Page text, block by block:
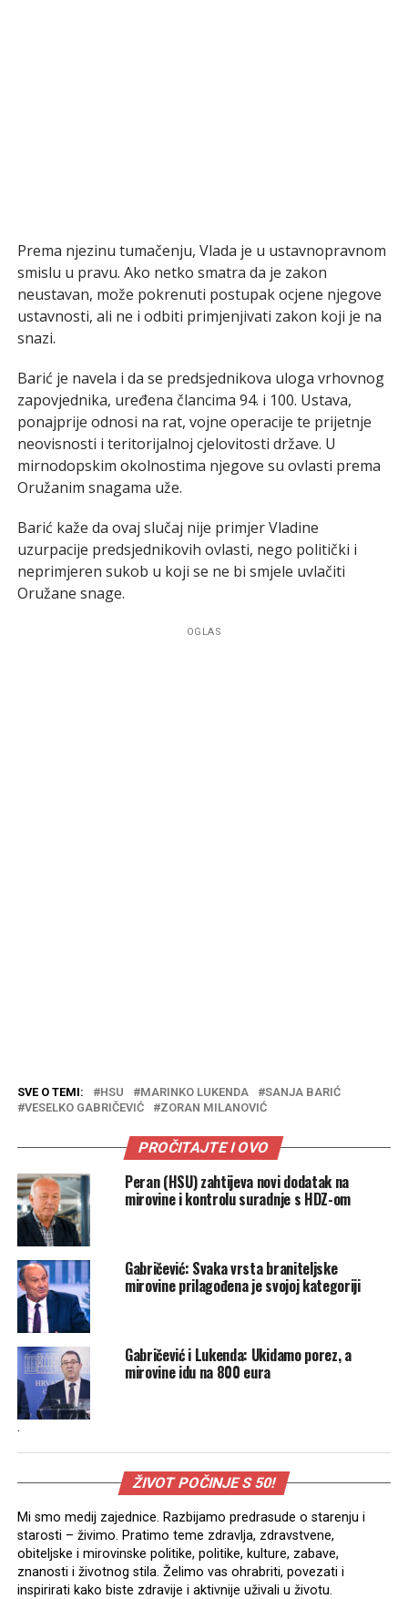
Prema njezinu tumačenju, Vlada je u ustavnopravnom
smislu u pravu. Ako netko smatra da je zakon
neustavan, može pokrenuti postupak ocjene njegove
ustavnosti, ali ne i odbiti primjenjivati zakon koji je na
snazi.
Barić je navela i da se predsjednikova uloga vrhovnog
zapovjednika, uređena člancima 94. i 100. Ustava,
ponajprije odnosi na rat, vojne operacije te prijetnje
neovisnosti i teritorijalnoj cjelovitosti države. U
mirnodopskim okolnostima njegove su ovlasti prema
Oružanim snagama uže.
Barić kaže da ovaj slučaj nije primjer Vladine
uzurpacije predsjednikovih ovlasti, nego politički i
neprimjeren sukob u koji se ne bi smjele uvlačiti
Oružane snage.
OGLAS
SVE O TEMI: HSU MARINKO LUKENDA
SANJA BARIĆ
VESELKO GABRIČEVIĆ
ZORAN MILANOVIĆ
PROČITAJTE I OVO
Peran (HSU) zahtijeva novi dodatak na
mirovine i kontrolu suradnje s HDZ-om
Gabričević: Svaka vrsta braniteljske
mirovine prilagođena je svojoj kategoriji
Gabričević i Lukenda: Ukidamo porez, a
mirovine idu na 800 eura
.
ŽIVOT POČINJE S 50!
Mi smo medij zajednice. Razbijamo predrasude o starenju i
starosti – živimo. Pratimo teme zdravlja, zdravstvene,
obiteljske i mirovinske politike, politike, kulture, zabave,
znanosti i životnog stila. Želimo vas ohrabriti, povezati i
inspirirati kako biste zdravije i aktivnije uživali u životu.